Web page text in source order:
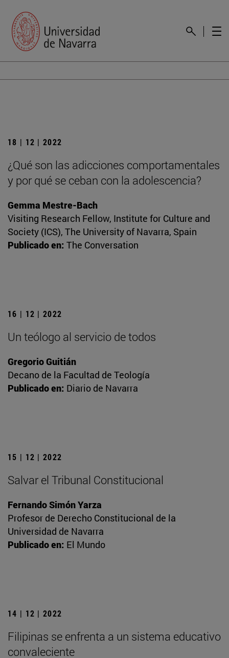
18 | 12 | 2022
¿Qué son las adicciones comportamentales
y por qué se ceban con la adolescencia?
Gemma Mestre-Bach
Visiting Research Fellow, Institute for Culture and
Society (ICS), The University of Navarra, Spain
Publicado en: The Conversation
16 | 12 | 2022
Un teólogo al servicio de todos
Gregorio Guitián
Decano de la Facultad de Teología
Publicado en: Diario de Navarra
15 | 12 | 2022
Salvar el Tribunal Constitucional
Fernando Simón Yarza
Profesor de Derecho Constitucional de la
Universidad de Navarra
Publicado en: El Mundo
14 | 12 | 2022
Filipinas se enfrenta a un sistema educativo
convaleciente